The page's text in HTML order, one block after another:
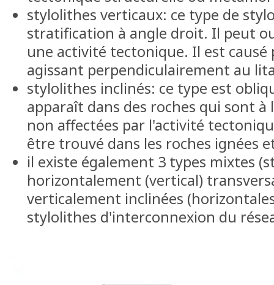
stylolithes verticaux: ce type de
stratification à angle droit. Il peut
une activité tectonique. Il est causé
agissant perpendiculairement au
stylolithes inclinés: ce type est
apparaît dans des roches qui sont à
non affectées par l'activité
être trouvé dans les roches ignées
il existe également 3 types mixtes
horizontalement (vertical)
verticalement inclinées
stylolithes d'interconnexion du